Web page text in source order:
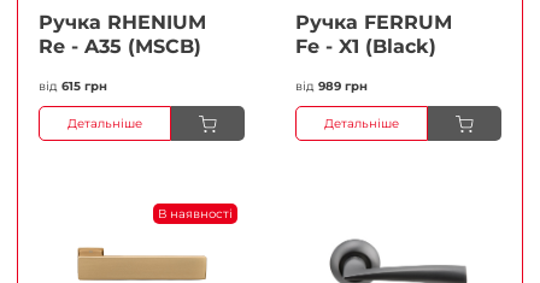
Ручка RHENIUM
Re - A35 (MSCB)
від 615 грн
Детальніше
Ручка FERRUМ
Fe - X1 (Black)
від 989 грн
Детальніше
В наявності